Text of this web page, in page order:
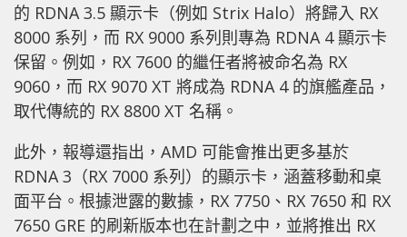
的 RDNA 3.5 顯示卡（例如 Strix Halo）將歸入 RX
8000 系列，而 RX 9000 系列則專為 RDNA 4 顯示卡
保留。例如，RX 7600 的繼任者將被命名為 RX
9060，而 RX 9070 XT 將成為 RDNA 4 的旗艦產品，
取代傳統的 RX 8800 XT 名稱。
此外，報導還指出，AMD 可能會推出更多基於
RDNA 3（RX 7000 系列）的顯示卡，涵蓋移動和桌
面平台。根據泄露的數據，RX 7750、RX 7650 和 RX
7650 GRE 的刷新版本也在計劃之中，並將推出 RX